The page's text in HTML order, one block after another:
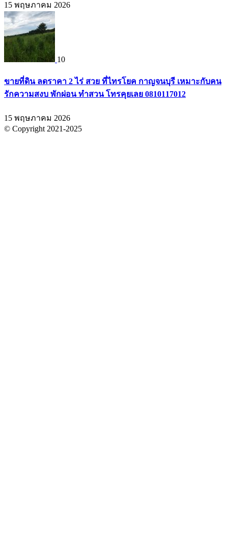
15 พฤษภาคม 2026
10
ขายที่ดิน ลดราคา 2 ไร่ สวย ที่ไทรโยค กาญจนบุรี เหมาะกับคน
รักความสงบ พักผ่อน ทำสวน โทรคุยเลย 0810117012
15 พฤษภาคม 2026
© Copyright 2021-2025